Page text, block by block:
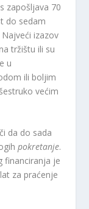
zapošljava 70
do sedam
izazov
tržištu ili su
u
ili boljim
većim
da do sada
pokretanje.
financiranja je
za praćenje